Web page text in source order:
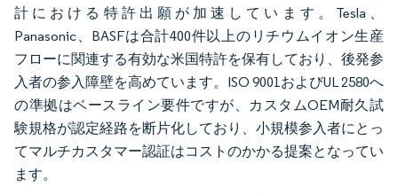
計における特許出願が加速しています。Tesla、
Panasonic、BASFは合計400件以上のリチウムイオン生産
フローに関連する有効な米国特許を保有しており、後発参
入者の参入障壁を高めています。ISO 9001およびUL 2580へ
の準拠はベースライン要件ですが、カスタムOEM耐久試
験規格が認定経路を断片化しており、小規模参入者にとっ
てマルチカスタマー認証はコストのかかる提案となってい
ます。